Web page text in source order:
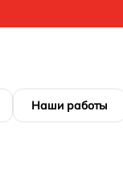
Наши работы